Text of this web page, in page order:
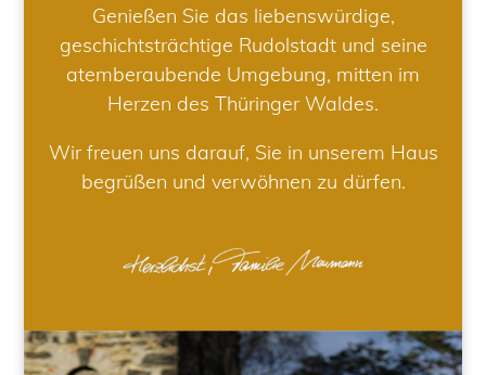
Genießen Sie das liebenswürdige,
geschichtsträchtige Rudolstadt und seine
atemberaubende Umgebung, mitten im
Herzen des Thüringer Waldes.
Wir freuen uns darauf, Sie in unserem Haus
begrüßen und verwöhnen zu dürfen.